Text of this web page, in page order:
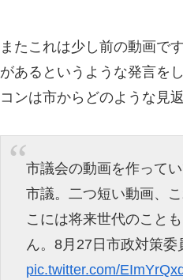
またこれは少し前の動画で
があるというような発言を
コンは市からどのような見
市議会の動画を作って
市議。二つ短い動画、
こには将来世代のこと
ん。8月27日市政対策
pic.twitter.com/